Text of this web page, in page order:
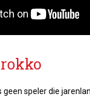
speler die